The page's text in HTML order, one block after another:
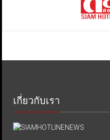
เกี่ยวกับเรา